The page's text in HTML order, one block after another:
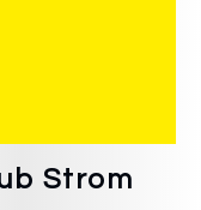
Strom